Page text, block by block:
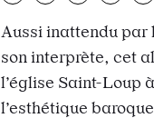
Aussi inattendu par
son interprète, cet
l’église Saint-Loup
l’esthétique